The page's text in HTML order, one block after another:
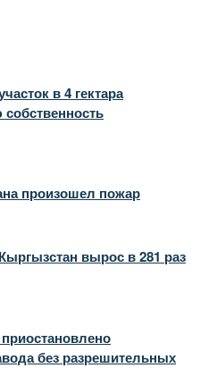
в 4 гектара
произошел пожар
вырос в 281 раз
без разрешительных